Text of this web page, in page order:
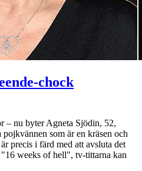
chock
– nu byter Agneta Sjödin, 52,
som är en kräsen och
precis i färd med att avsluta det
weeks of hell", tv-tittarna kan